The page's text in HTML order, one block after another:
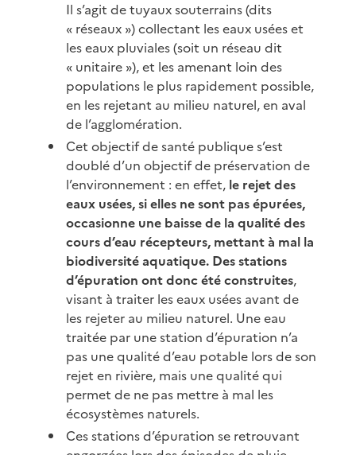
Il s’agit de tuyaux souterrains (dits
« réseaux ») collectant les eaux usées et
les eaux pluviales (soit un réseau dit
« unitaire »), et les amenant loin des
populations le plus rapidement possible,
en les rejetant au milieu naturel, en aval
de l’agglomération.
Cet objectif de santé publique s’est
doublé d’un objectif de préservation de
l’environnement : en effet, le rejet des
eaux usées, si elles ne sont pas épurées,
occasionne une baisse de la qualité des
cours d’eau récepteurs, mettant à mal la
biodiversité aquatique. Des stations
d’épuration ont donc été construites,
visant à traiter les eaux usées avant de
les rejeter au milieu naturel. Une eau
traitée par une station d’épuration n’a
pas une qualité d’eau potable lors de son
rejet en rivière, mais une qualité qui
permet de ne pas mettre à mal les
écosystèmes naturels.
Ces stations d’épuration se retrouvant